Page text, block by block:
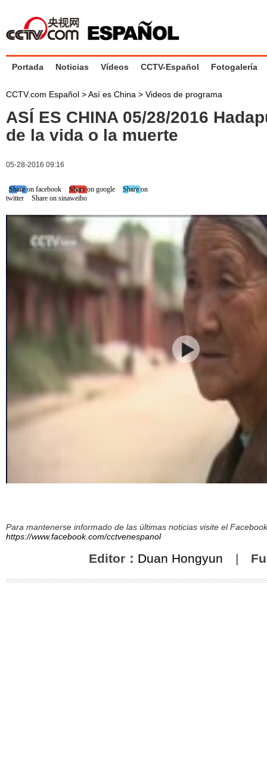
Portada Noticias Vídeos CCTV-Español Fotogalería
CCTV.com Español >Así es China > Videos de programa
ASÍ ES CHINA 05/28/2016
de la vida o la muerte
05-28-2016 09:16
Share on facebook Share on google
Share on
twitter
Share on sinaweibo
Para mantenerse informado de las últimas noticias visite el
https://www.facebook.com/cctvenespanol
Editor： Duan Hongyun |